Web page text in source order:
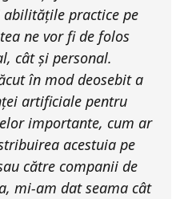
practice pe
ne vor fi de folos
cât și personal.
în mod deosebit a
artificiale pentru
importante, cum ar
acestuia pe
către companii de
mi-am dat seama cât